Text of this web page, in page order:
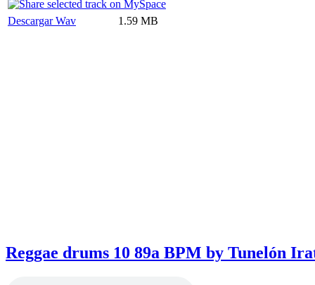
Descargar Wav 1.59 MB
Reggae drums 10 89a BPM by Tunelón